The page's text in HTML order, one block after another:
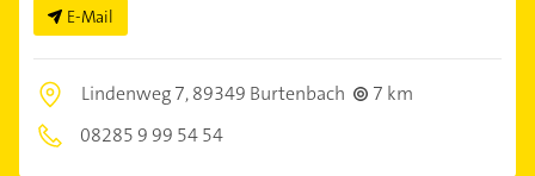
E-Mail
Lindenweg 7,89349 Burtenbach
7 km
08285 9 99 54 54